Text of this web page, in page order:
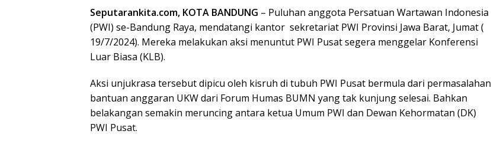
Seputarankita.com, KOTA BANDUNG – Puluhan anggota Persatuan Wartawan Indonesia
(PWI) se-Bandung Raya, mendatangi kantor sekretariat PWI Provinsi Jawa Barat, Jumat (
19/7/2024). Mereka melakukan aksi menuntut PWI Pusat segera menggelar Konferensi
Luar Biasa (KLB).
Aksi unjukrasa tersebut dipicu oleh kisruh di tubuh PWI Pusat bermula dari permasalahan
bantuan anggaran UKW dari Forum Humas BUMN yang tak kunjung selesai. Bahkan
belakangan semakin meruncing antara ketua Umum PWI dan Dewan Kehormatan (DK)
PWI Pusat.